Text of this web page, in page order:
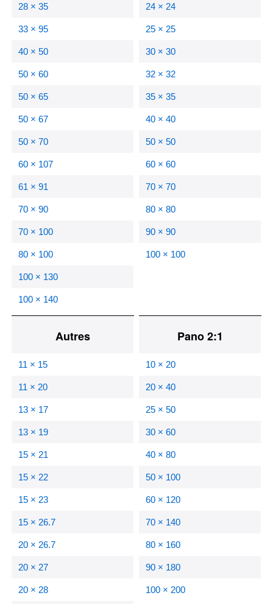
28 × 35
33 × 95
40 × 50
50 × 60
50 × 65
50 × 67
50 × 70
60 × 107
61 × 91
70 × 90
70 × 100
80 × 100
100 × 130
100 × 140
24 × 24
25 × 25
30 × 30
32 × 32
35 × 35
40 × 40
50 × 50
60 × 60
70 × 70
80 × 80
90 × 90
100 × 100
Autres
11 × 15
11 × 20
13 × 17
13 × 19
15 × 21
15 × 22
15 × 23
15 × 26.7
20 × 26.7
20 × 27
20 × 28
Pano 2:1
10 × 20
20 × 40
25 × 50
30 × 60
40 × 80
50 × 100
60 × 120
70 × 140
80 × 160
90 × 180
100 × 200